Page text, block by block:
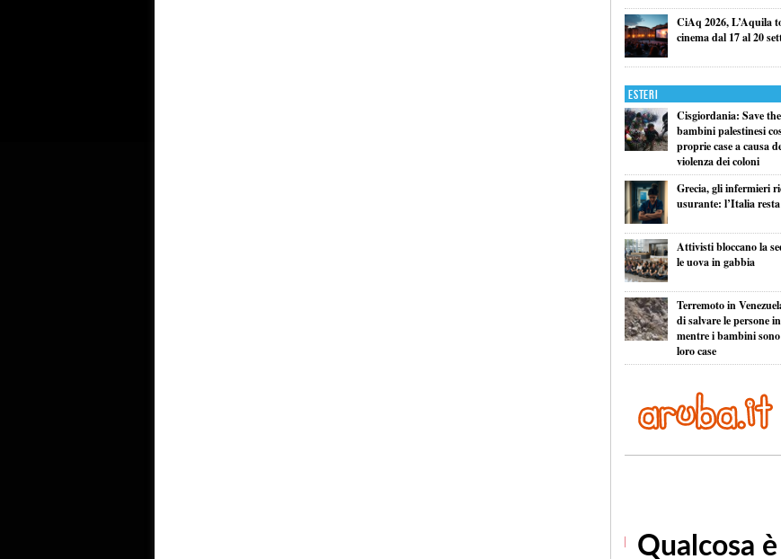
CiAq 2026, L’Aquila
cinema dal 17 al 20
Esteri
Cisgiordania: Save
bambini palestinesi
proprie case a causa
violenza dei coloni
Grecia, gli infermieri
usurante: l’Italia
Attivisti bloccano la
le uova in gabbia
Terremoto in
di salvare le persone
mentre i bambini
loro case